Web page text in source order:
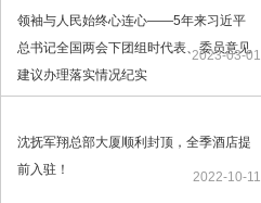
领袖与人民始终心连心——5年来习近平
总书记全国两会下团组时代表、委员意见
建议办理落实情况纪实
2023-03-01
沈抚军翔总部大厦顺利封顶，全季酒店提
前入驻！
2022-10-11